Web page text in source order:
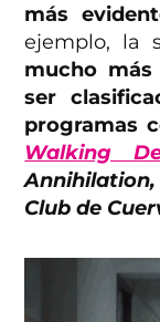
más
ejemplo, la
mucho
ser
programas
Walking
Club de